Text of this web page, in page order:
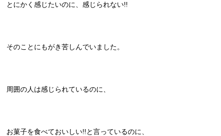
とにかく感じたいのに、感じられない!!
そのことにもがき苦しんでいました。
周囲の人は感じられているのに、
お菓子を食べておいしい!!と言っているのに、